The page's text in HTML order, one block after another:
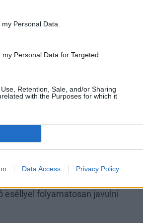
Personal Data.
Personal Data for Targeted
Retention, Sale, and/or Sharing
with the Purposes for which it
Data Access Privacy Policy
hogy valaha lesz még
elnöke lesz az új államfő
csúcsbírósági vezető –
felkérést Baka András
Now carsharing
igazgatója
eséllyel folyamatosan javulni